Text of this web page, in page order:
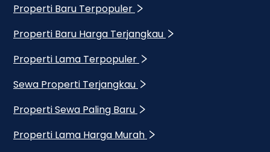
Properti Baru Terpopuler
Properti Baru Harga Terjangkau
Properti Lama Terpopuler
Sewa Properti Terjangkau
Properti Sewa Paling Baru
Properti Lama Harga Murah